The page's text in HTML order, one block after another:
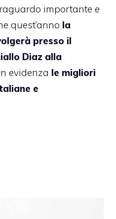
importante e
quest’anno la
presso il
Diaz alla
evidenza le migliori
e